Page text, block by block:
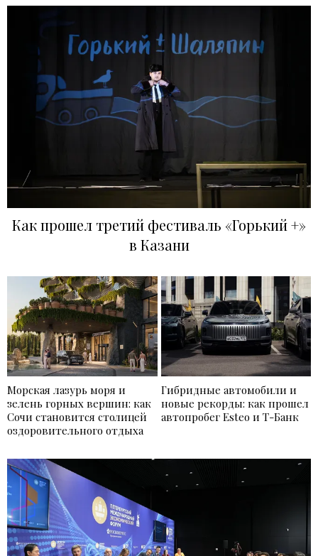
Как прошел третий фестиваль «Горький +»
в Казани
Морская лазурь моря и
зелень горных вершин: как
Сочи становится столицей
оздоровительного отдыха
Гибридные автомобили и
новые рекорды: как прошел
автопробег Esteo и Т-Банк